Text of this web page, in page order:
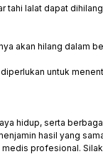
tahi lalat dapat
akan hilang dalam
untuk
hidup, serta
hasil yang
profesional.